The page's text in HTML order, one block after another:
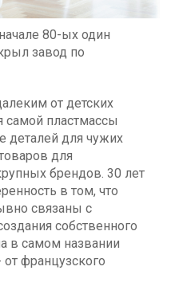
80-ых один
завод по
от детских
самой пластмассы
деталей для чужих
для
брендов. 30 лет
в том, что
связаны с
собственного
в самом названии
от французского